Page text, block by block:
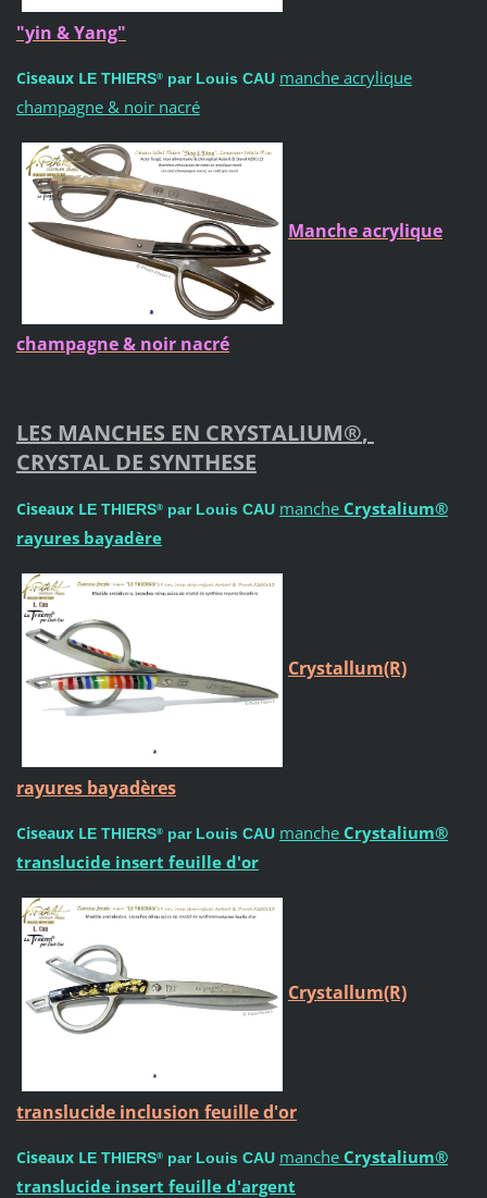
"yin & Yang"
Ciseaux LE THIERS®par Louis CAU manche acrylique
champagne & noir nacré
Manche acrylique
champagne & noir nacré
LES MANCHES EN CRYSTALIUM®,
CRYSTAL DE SYNTHESE
Ciseaux LE THIERS®par Louis CAU manche Crystalium®
rayures bayadère
Crystallum(R)
rayures bayadères
Ciseaux LE THIERS®par Louis CAU manche Crystalium®
translucide insert feuille d'or
Crystallum(R)
translucide inclusion feuille d'or
Ciseaux LE THIERS®par Louis CAU manche Crystalium®
translucide insert feuille d'argent